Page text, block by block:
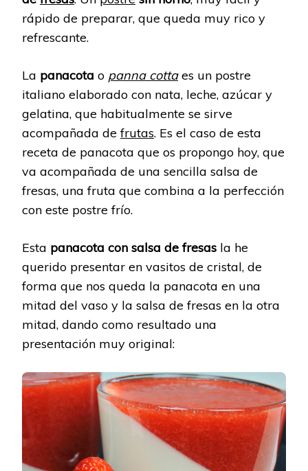
rápido de preparar, que queda muy rico y
refrescante.
La panacota o panna cottaes un postre
italiano elaborado con nata, leche, azúcar y
gelatina, que habitualmente se sirve
acompañada defrutas. Es el caso de esta
receta de panacota que os propongo hoy, que
va acompañada de una sencilla salsa de
fresas, una fruta que combina a la perfección
con este postre frío.
Esta panacota con salsa de fresas la he
querido presentar en vasitos de cristal, de
forma que nos queda la panacota en una
mitad del vaso y la salsa de fresas en la otra
mitad, dando como resultado una
presentación muy original: